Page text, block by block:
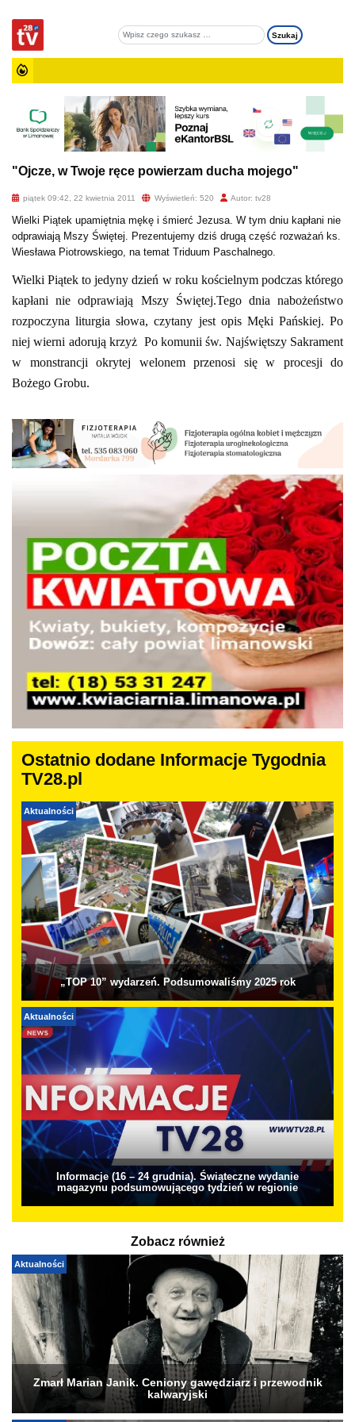
"Ojcze, w Twoje ręce powierzam ducha mojego"
piątek 09:42, 22 kwietnia 2011 Wyświetleń: 520 Autor: tv28
Wielki Piątek upamiętnia mękę i śmierć Jezusa. W tym dniu kapłani nie
odprawiają Mszy Świętej. Prezentujemy dziś drugą część rozważań ks.
Wiesława Piotrowskiego, na temat Triduum Paschalnego.
Wielki Piątek to jedyny dzień w roku kościelnym podczas którego
kapłani nie odprawiają Mszy Świętej.Tego dnia nabożeństwo
rozpoczyna liturgia słowa, czytany jest opis Męki Pańskiej. Po
niej wierni adorują krzyż Po komunii św. Najświętszy Sakrament
w monstrancji okrytej welonem przenosi się w procesji do
Bożego Grobu.
Ostatnio dodane Informacje Tygodnia
TV28.pl
Aktualności
„TOP 10” wydarzeń. Podsumowaliśmy 2025 rok
Aktualności
Informacje (16 – 24 grudnia). Świąteczne wydanie
magazynu podsumowującego tydzień w regionie
Zobacz również
Aktualności
Zmarł Marian Janik. Ceniony gawędziarz i przewodnik
kalwaryjski